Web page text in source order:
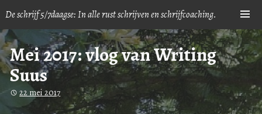
to
content
De schrijf 5/7daagse: In alle rust schrijven en schrijfcoaching.
Mei 2017: vlog van Writing
Suus
22 mei 2017